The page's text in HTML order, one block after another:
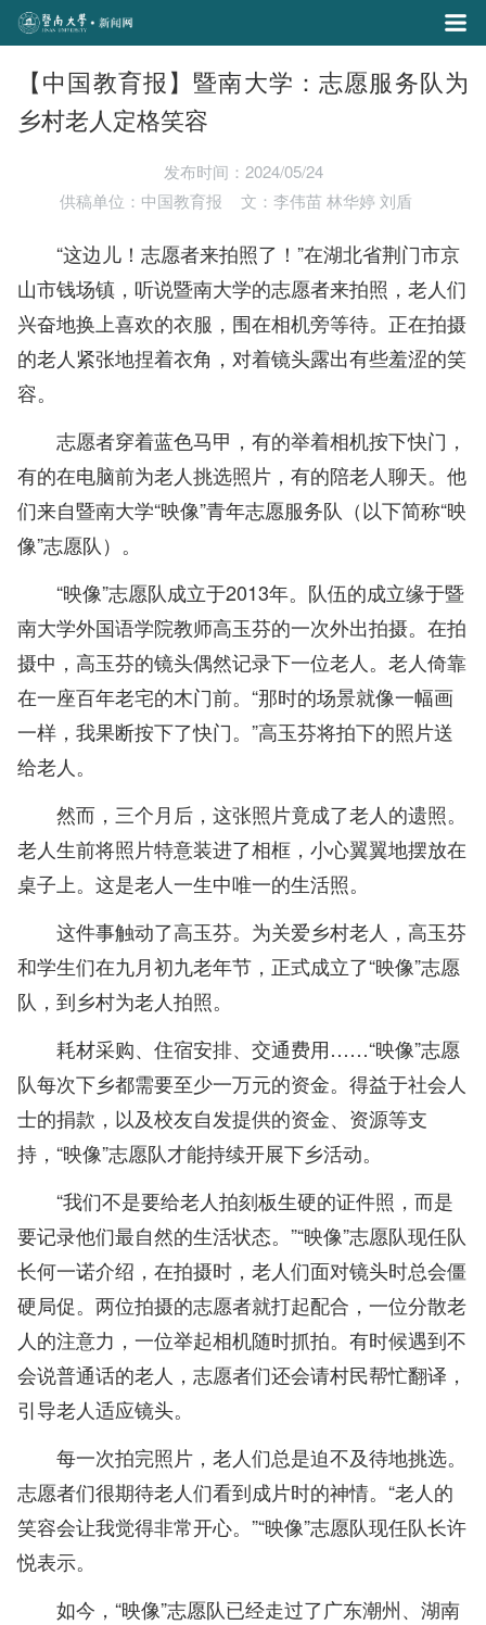
【中国教育报】暨南大学：志愿服务队为
乡村老人定格笑容
发布时间：2024/05/24
供稿单位：中国教育报
文：李伟苗 林华婷 刘盾
“这边儿！志愿者来拍照了！”在湖北省荆门市京
山市钱场镇，听说暨南大学的志愿者来拍照，老人们
兴奋地换上喜欢的衣服，围在相机旁等待。正在拍摄
的老人紧张地捏着衣角，对着镜头露出有些羞涩的笑
容。
志愿者穿着蓝色马甲，有的举着相机按下快门，
有的在电脑前为老人挑选照片，有的陪老人聊天。他
们来自暨南大学“映像”青年志愿服务队（以下简称“映
像”志愿队）。
“映像”志愿队成立于2013年。队伍的成立缘于暨
南大学外国语学院教师高玉芬的一次外出拍摄。在拍
摄中，高玉芬的镜头偶然记录下一位老人。老人倚靠
在一座百年老宅的木门前。“那时的场景就像一幅画
一样，我果断按下了快门。”高玉芬将拍下的照片送
给老人。
然而，三个月后，这张照片竟成了老人的遗照。
老人生前将照片特意装进了相框，小心翼翼地摆放在
桌子上。这是老人一生中唯一的生活照。
这件事触动了高玉芬。为关爱乡村老人，高玉芬
和学生们在九月初九老年节，正式成立了“映像”志愿
队，到乡村为老人拍照。
耗材采购、住宿安排、交通费用……“映像”志愿
队每次下乡都需要至少一万元的资金。得益于社会人
士的捐款，以及校友自发提供的资金、资源等支
持，“映像”志愿队才能持续开展下乡活动。
“我们不是要给老人拍刻板生硬的证件照，而是
要记录他们最自然的生活状态。”“映像”志愿队现任队
长何一诺介绍，在拍摄时，老人们面对镜头时总会僵
硬局促。两位拍摄的志愿者就打起配合，一位分散老
人的注意力，一位举起相机随时抓拍。有时候遇到不
会说普通话的老人，志愿者们还会请村民帮忙翻译，
引导老人适应镜头。
每一次拍完照片，老人们总是迫不及待地挑选。
志愿者们很期待老人们看到成片时的神情。“老人的
笑容会让我觉得非常开心。”“映像”志愿队现任队长许
悦表示。
如今，“映像”志愿队已经走过了广东潮州、湖南